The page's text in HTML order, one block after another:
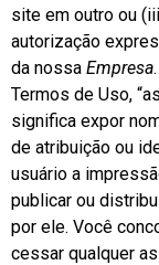
site em outro ou
autorização
da nossa Empresa
Termos de Uso,
significa expor
de atribuição ou
usuário a
publicar ou
por ele. Você
cessar qualquer